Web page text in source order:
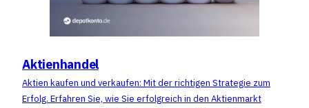
Aktienhandel
Aktien kaufen und verkaufen: Mit der richtigen Strategie zum
Erfolg. Erfahren Sie, wie Sie erfolgreich in den Aktienmarkt